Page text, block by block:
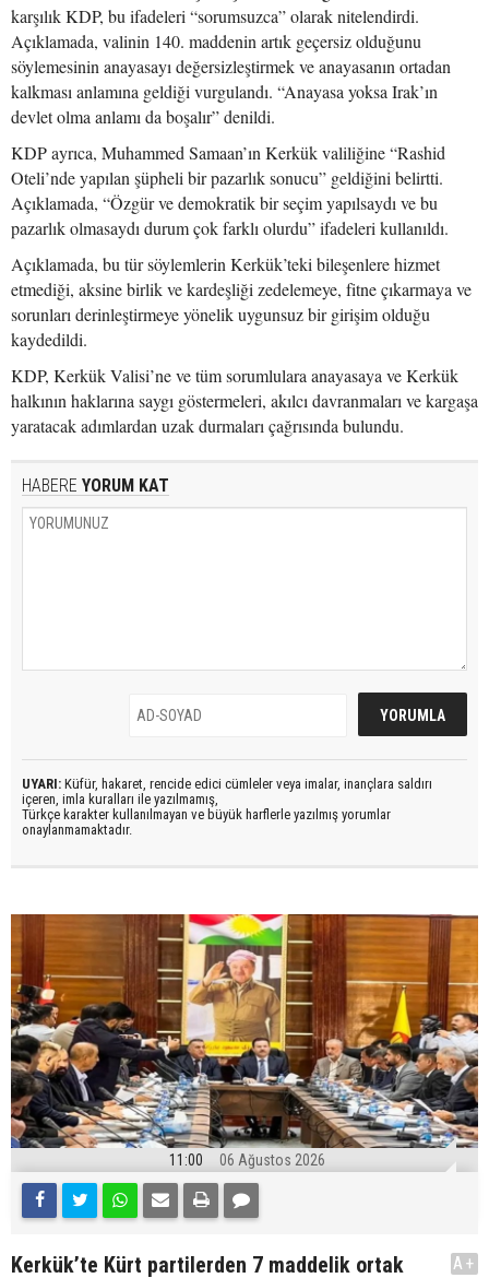
karşılık KDP, bu ifadeleri “sorumsuzca” olarak nitelendirdi.
Açıklamada, valinin 140. maddenin artık geçersiz olduğunu
söylemesinin anayasayı değersizleştirmek ve anayasanın ortadan
kalkması anlamına geldiği vurgulandı. “Anayasa yoksa Irak’ın
devlet olma anlamı da boşalır” denildi.
KDP ayrıca, Muhammed Samaan’ın Kerkük valiliğine “Rashid
Oteli’nde yapılan şüpheli bir pazarlık sonucu” geldiğini belirtti.
Açıklamada, “Özgür ve demokratik bir seçim yapılsaydı ve bu
pazarlık olmasaydı durum çok farklı olurdu” ifadeleri kullanıldı.
Açıklamada, bu tür söylemlerin Kerkük’teki bileşenlere hizmet
etmediği, aksine birlik ve kardeşliği zedelemeye, fitne çıkarmaya ve
sorunları derinleştirmeye yönelik uygunsuz bir girişim olduğu
kaydedildi.
KDP, Kerkük Valisi’ne ve tüm sorumlulara anayasaya ve Kerkük
halkının haklarına saygı göstermeleri, akılcı davranmaları ve kargaşa
yaratacak adımlardan uzak durmaları çağrısında bulundu.
HABERE YORUM KAT
UYARI: Küfür, hakaret, rencide edici cümleler veya imalar, inançlara saldırı
içeren, imla kuralları ile yazılmamış,
Türkçe karakter kullanılmayan ve büyük harflerle yazılmış yorumlar
onaylanmamaktadır.
11:00 06 Ağustos 2026
Kerkük’te Kürt partilerden 7 maddelik ortak
A+